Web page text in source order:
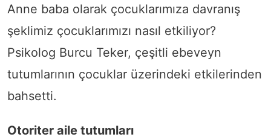
Anne baba olarak çocuklarımıza davranış
şeklimiz çocuklarımızı nasıl etkiliyor?
Psikolog Burcu Teker, çeşitli ebeveyn
tutumlarının çocuklar üzerindeki etkilerinden
bahsetti.
Otoriter aile tutumları